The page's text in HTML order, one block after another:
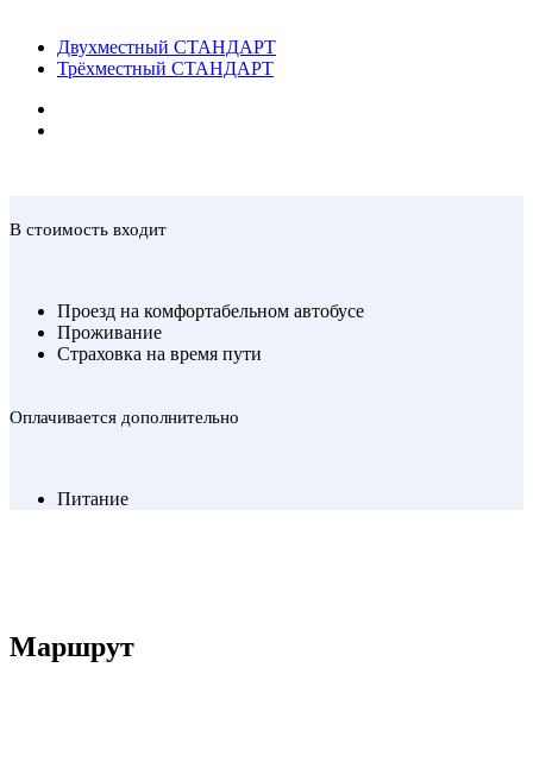
Двухместный СТАНДАРТ
Трёхместный СТАНДАРТ
В стоимость входит
Проезд на комфортабельном автобусе
Проживание
Страховка на время пути
Оплачивается дополнительно
Питание
Маршрут